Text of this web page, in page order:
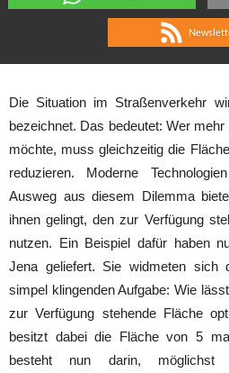
Die Situation im Straßenverkehr
bezeichnet. Das bedeutet: Wer
möchte, muss gleichzeitig die
reduzieren. Moderne
Ausweg aus diesem Dilemma
ihnen gelingt, den zur Verfügung
nutzen. Ein Beispiel dafür haben
Jena geliefert. Sie widmeten sich
simpel klingenden Aufgabe: Wie
zur Verfügung stehende Fläche
besitzt dabei die Fläche von 5
besteht nun darin, möglichst